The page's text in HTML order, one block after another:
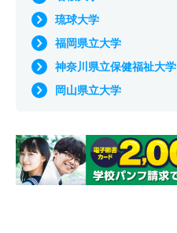
琉球大学
福岡県立大学
神奈川県立保健福祉大学
岡山県立大学